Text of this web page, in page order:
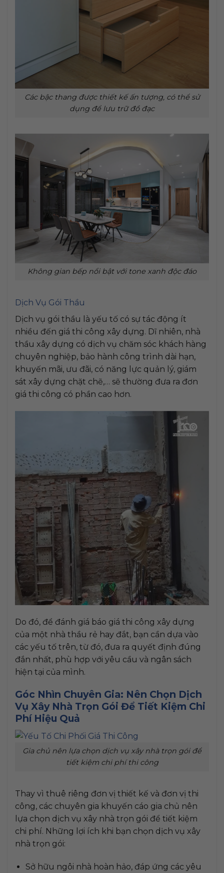
Các bậc thang được thiết kế ấn tượng, có thể sử
dụng để lưu trữ đồ đạc
Không gian bếp nổi bật với tone xanh độc đáo
Dịch Vụ Gói Thầu
Dịch vụ gói thầu là yếu tố có sự tác động ít
nhiều đến giá thi công xây dựng. Dĩ nhiên, nhà
thầu xây dựng có dịch vụ chăm sóc khách hàng
chuyên nghiệp, bảo hành công trình dài hạn,
khuyến mãi, ưu đãi, có năng lực quản lý, giám
sát xây dựng chặt chẽ,… sẽ thường đưa ra đơn
giá thi công có phần cao hơn.
Do đó, để đánh giá báo giá thi công xây dựng
của một nhà thầu rẻ hay đắt, bạn cần dựa vào
các yếu tố trên, từ đó, đưa ra quyết định đúng
đắn nhất, phù hợp với yêu cầu và ngân sách
hiện tại của mình.
Góc Nhìn Chuyên Gia: Nên Chọn Dịch
Vụ Xây Nhà Trọn Gói Để Tiết Kiệm Chi
Phí Hiệu Quả
Gia chủ nên lựa chọn dịch vụ xây nhà trọn gói để
tiết kiệm chi phí thi công
Thay vì thuê riêng đơn vị thiết kế và đơn vị thi
công, các chuyên gia khuyến cáo gia chủ nên
lựa chọn dịch vụ xây nhà trọn gói để tiết kiệm
chi phí. Những lợi ích khi bạn chọn dịch vụ xây
nhà trọn gói:
Sở hữu ngôi nhà hoàn hảo, đáp ứng các yêu